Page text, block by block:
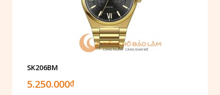
SK206BM
5.250.000₫